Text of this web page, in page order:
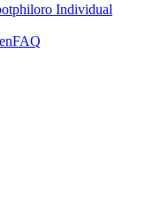
philoro Individual
FAQ